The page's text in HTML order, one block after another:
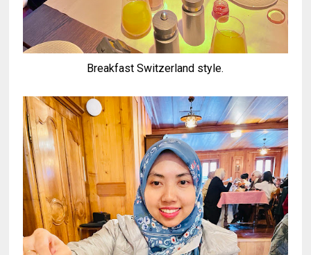
Breakfast Switzerland style.